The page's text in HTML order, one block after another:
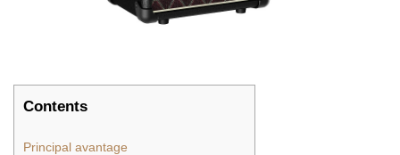
Contents
Principal avantage